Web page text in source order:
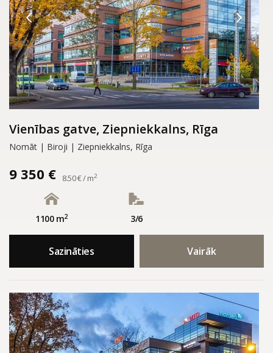
Vienības gatve, Ziepniekkalns, Rīga
Nomāt | Biroji | Ziepniekkalns, Rīga
9 350 € 8.50 € / m2
1100 m2 3/6
Sazināties Vairāk